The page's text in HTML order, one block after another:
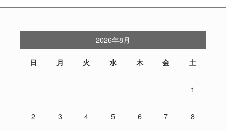
2026年8月
日 月 火 水 木 金 土
1
2 3 4 5 6 7 8